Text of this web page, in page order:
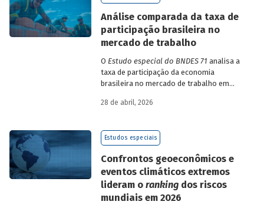
Análise comparada da taxa de
participação brasileira no
mercado de trabalho
O Estudo especial do BNDES 71 analisa a
taxa de participação da economia
brasileira no mercado de trabalho em
países de diferentes continentes e
28 de abril, 2026
Estudos especiais
Confrontos geoeconômicos e
eventos climáticos extremos
lideram o ranking dos riscos
mundiais em 2026